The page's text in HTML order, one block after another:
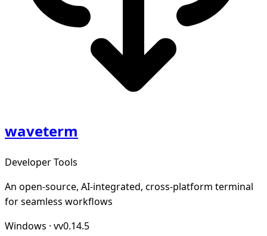
waveterm
Developer Tools
An open-source, AI-integrated, cross-platform terminal
for seamless workflows
Windows · vv0.14.5